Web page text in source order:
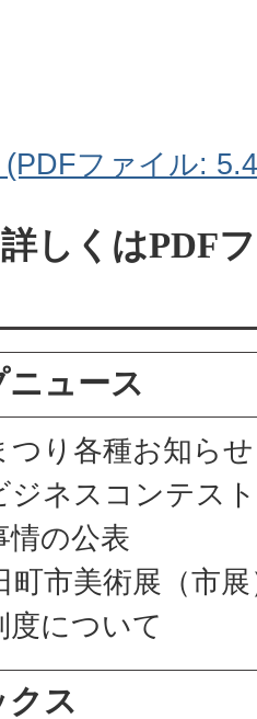
(PDFファイル:
しくはPDF
ュース
つり各種お知らせ
ジネスコンテス
情の公表
町市美術展（市
度について
クス